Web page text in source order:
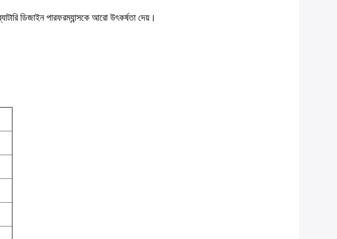
ডিজাইন পারফরম্যান্সকে আরো উৎকর্ষতা দেয়।